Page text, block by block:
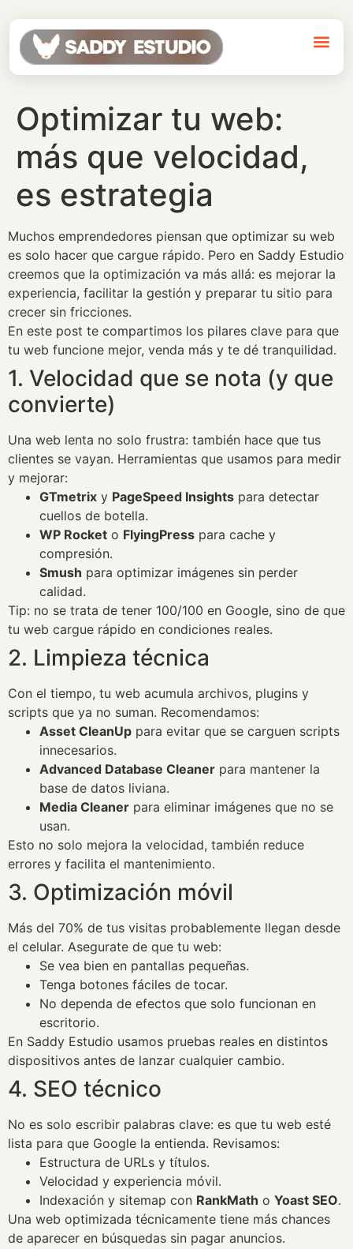
Optimizar tu web:
más que velocidad,
es estrategia
Muchos emprendedores piensan que optimizar su web
es solo hacer que cargue rápido. Pero en Saddy Estudio
creemos que la optimización va más allá: es mejorar la
experiencia, facilitar la gestión y preparar tu sitio para
crecer sin fricciones.
En este post te compartimos los pilares clave para que
tu web funcione mejor, venda más y te dé tranquilidad.
1. Velocidad que se nota (y que
convierte)
Una web lenta no solo frustra: también hace que tus
clientes se vayan. Herramientas que usamos para medir
y mejorar:
GTmetrix y PageSpeed Insights para detectar
cuellos de botella.
WP Rocket o FlyingPress para cache y
compresión.
Smush para optimizar imágenes sin perder
calidad.
Tip: no se trata de tener 100/100 en Google, sino de que
tu web cargue rápido en condiciones reales.
2. Limpieza técnica
Con el tiempo, tu web acumula archivos, plugins y
scripts que ya no suman. Recomendamos:
Asset CleanUp para evitar que se carguen scripts
innecesarios.
Advanced Database Cleaner para mantener la
base de datos liviana.
Media Cleaner para eliminar imágenes que no se
usan.
Esto no solo mejora la velocidad, también reduce
errores y facilita el mantenimiento.
3. Optimización móvil
Más del 70% de tus visitas probablemente llegan desde
el celular. Asegurate de que tu web:
Se vea bien en pantallas pequeñas.
Tenga botones fáciles de tocar.
No dependa de efectos que solo funcionan en
escritorio.
En Saddy Estudio usamos pruebas reales en distintos
dispositivos antes de lanzar cualquier cambio.
4. SEO técnico
No es solo escribir palabras clave: es que tu web esté
lista para que Google la entienda. Revisamos:
Estructura de URLs y títulos.
Velocidad y experiencia móvil.
Indexación y sitemap con RankMath o Yoast SEO.
Una web optimizada técnicamente tiene más chances
de aparecer en búsquedas sin pagar anuncios.